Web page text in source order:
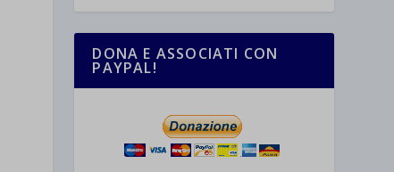
DONA E ASSOCIATI CON
PAYPAL!